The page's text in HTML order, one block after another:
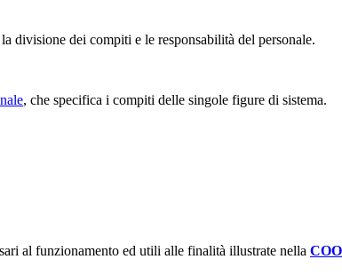
divisione dei compiti e le responsabilità del personale.
, che specifica i compiti delle singole figure di sistema.
al funzionamento ed utili alle finalità illustrate nella